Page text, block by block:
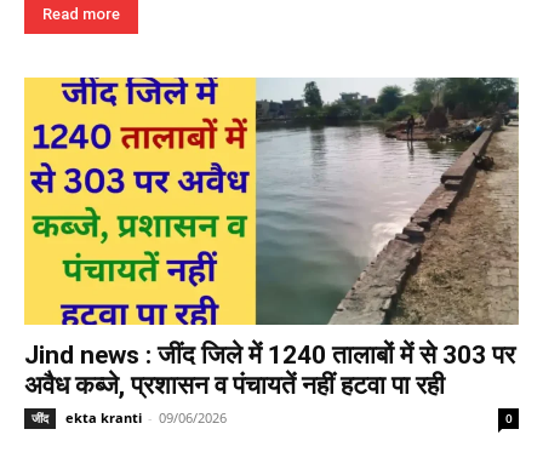
Read more
Jind news : जींद जिले में 1240 तालाबों में से 303 पर
अवैध कब्जे, प्रशासन व पंचायतें नहीं हटवा पा रही
जींद ekta kranti - 09/06/2026 0